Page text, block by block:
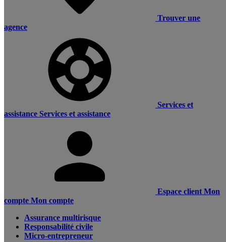
Trouver une
agence
Services et
assistance Services et assistance
Espace client Mon
compte Mon compte
Assurance multirisque
Responsabilité civile
Micro-entrepreneur